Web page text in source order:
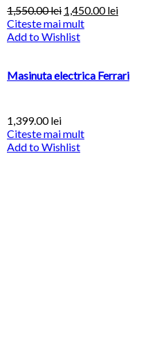
1,550.00lei 1,450.00lei
Citeste mai mult
Add to Wishlist
Masinuta electrica Ferrari
1,399.00lei
Citeste mai mult
Add to Wishlist